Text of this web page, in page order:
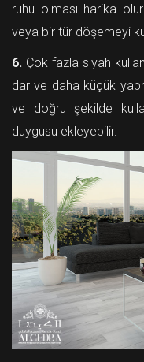
ruhu olması harika
veya bir tür döşemeyi
6. Çok fazla siyah
dar ve daha küçük
ve doğru şekilde
duygusu ekleyebilir.